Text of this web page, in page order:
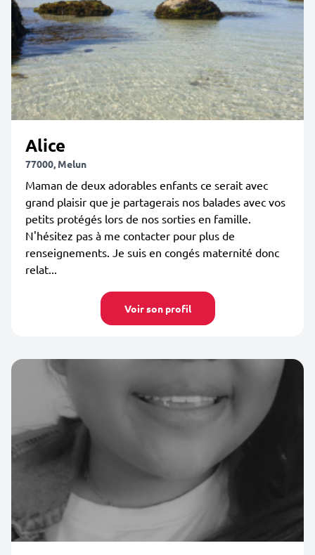
Alice
77000, Melun
Maman de deux adorables enfants ce serait avec
grand plaisir que je partagerais nos balades avec vos
petits protégés lors de nos sorties en famille.
N'hésitez pas à me contacter pour plus de
renseignements. Je suis en congés maternité donc
relat...
Voir son profil